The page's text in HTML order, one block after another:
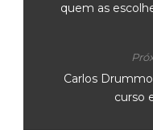
quem as
Carlos
curso